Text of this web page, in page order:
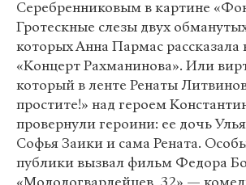
Серебренниковым в картине
Гротескные слезы двух
которых Анна Пармас рассказала
«Концерт Рахманинова». Или
который в ленте Ренаты
простите!» над героем
провернули героини: ее дочь
Софья Заики и сама Рената.
публики вызвал фильм Федора